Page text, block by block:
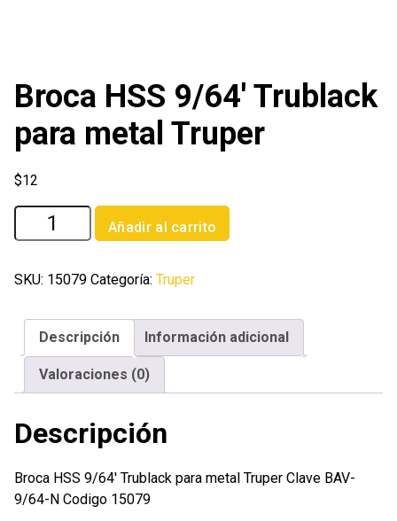
Broca HSS 9/64′ Trublack
para metal Truper
$12
Broca
HSS
Trublack
metal
Truper
cantidad
Añadir al carrito
SKU: 15079 Categoría: Truper
Descripción Información adicional
Valoraciones (0)
Descripción
Broca HSS 9/64′ Trublack para metal Truper Clave BAV-
9/64-N Codigo 15079